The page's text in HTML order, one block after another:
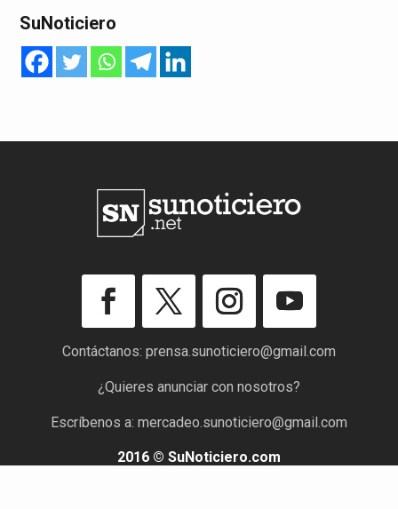
SuNoticiero
Contáctanos: prensa.sunoticiero@gmail.com
¿Quieres anunciar con nosotros?
Escríbenos a: mercadeo.sunoticiero@gmail.com
2016 © SuNoticiero.com